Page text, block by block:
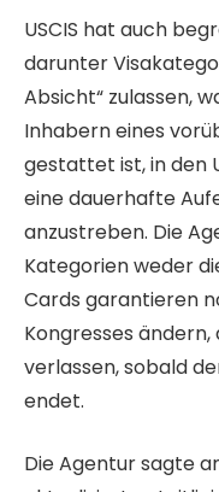
USCIS hat auch
darunter
Absicht“ zulassen,
Inhabern eines
gestattet ist, in den
eine dauerhafte
anzustreben. Die
Kategorien weder
Cards garantieren
Kongresses ändern,
verlassen, sobald
endet.
Die Agentur sagte